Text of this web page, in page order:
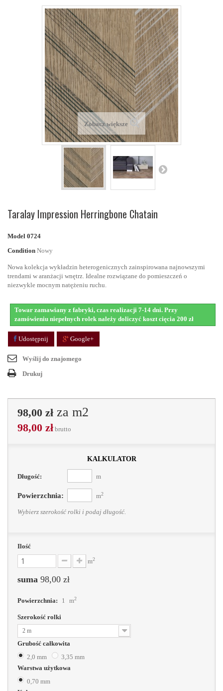
Zobacz większe
Taralay Impression Herringbone Chatain
Model 0724
Condition Nowy
Nowa kolekcja wykładzin heterogenicznych zainspirowana najnowszymi
trendami w aranżacji wnętrz. Idealne rozwiązane do pomieszczeń o
niezwykle mocnym natężeniu ruchu.
Towar zamawiany z fabryki, czas realizacji 7-14 dni. Przy
zamówieniu niepełnych rolek należy doliczyć koszt cięcia 200 zł
Udostępnij Google+
Wyślij do znajomego
Drukuj
98,00 zł za m2
98,00 zł brutto
kalkulator
Długość: m
Powierzchnia: m2
Wybierz szerokość rolki i podaj długość.
Ilość
m2
suma 98,00 zł
Powierzchnia: 1 m2
Szerokość rolki
2 m
Grubość całkowita
2,0 mm
3,35 mm
Warstwa użytkowa
0,70 mm